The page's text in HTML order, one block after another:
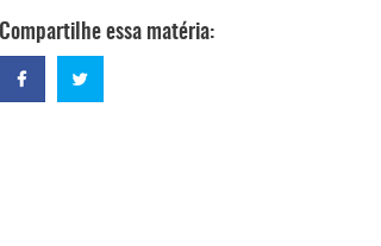
Compartilhe essa matéria: